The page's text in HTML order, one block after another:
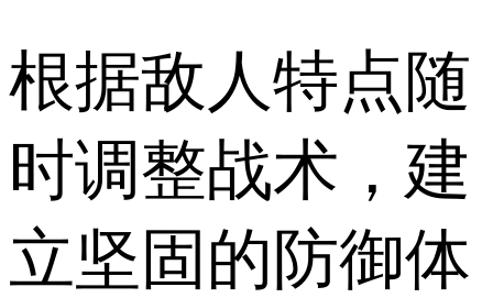
根据敌人特点随
时调整战术，建
立坚固的防御体